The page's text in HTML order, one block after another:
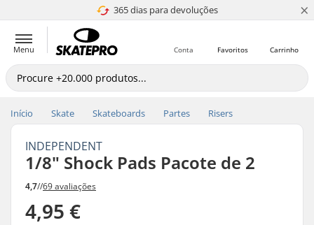
365 dias para devoluções
4.8 de 5 ×
Menu Carrinho
Favoritos
Conta
Início Skate Skateboards Partes Risers
INDEPENDENT
1/8" Shock Pads Pacote de 2
4,7//69 avaliações
4,95 €